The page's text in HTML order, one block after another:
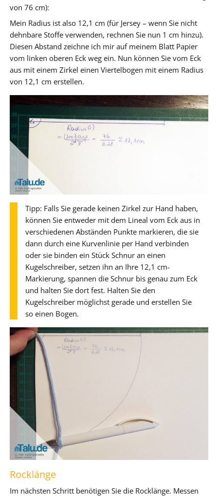
von 76 cm):
Mein Radius ist also 12,1 cm (für Jersey – wenn Sie nicht
dehnbare Stoffe verwenden, rechnen Sie nun 1 cm hinzu).
Diesen Abstand zeichne ich mir auf meinem Blatt Papier
vom linken oberen Eck weg ein. Nun können Sie vom Eck
aus mit einem Zirkel einen Viertelbogen mit einem Radius
von 12,1 cm erstellen.
Tipp: Falls Sie gerade keinen Zirkel zur Hand haben,
können Sie entweder mit dem Lineal vom Eck aus in
verschiedenen Abständen Punkte markieren, die sie
dann durch eine Kurvenlinie per Hand verbinden
oder sie binden ein Stück Schnur an einen
Kugelschreiber, setzen ihn an Ihre 12,1 cm-
Markierung, spannen die Schnur bis genau zum Eck
und halten Sie dort fest. Halten Sie den
Kugelschreiber möglichst gerade und erstellen Sie
so einen Bogen.
Rocklänge
Im nächsten Schritt benötigen Sie die Rocklänge. Messen